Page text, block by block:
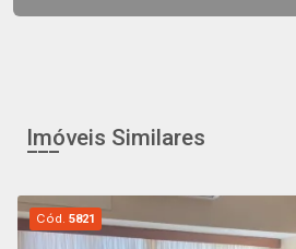
Imóveis Similares
Cód.5821